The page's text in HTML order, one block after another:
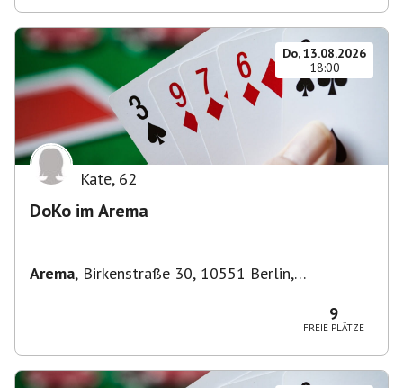
Do, 13.08.2026
18:00
Kate, 62
DoKo im Arema
Arema, Birkenstraße 30, 10551 Berlin,
9
FREIE PLÄTZE